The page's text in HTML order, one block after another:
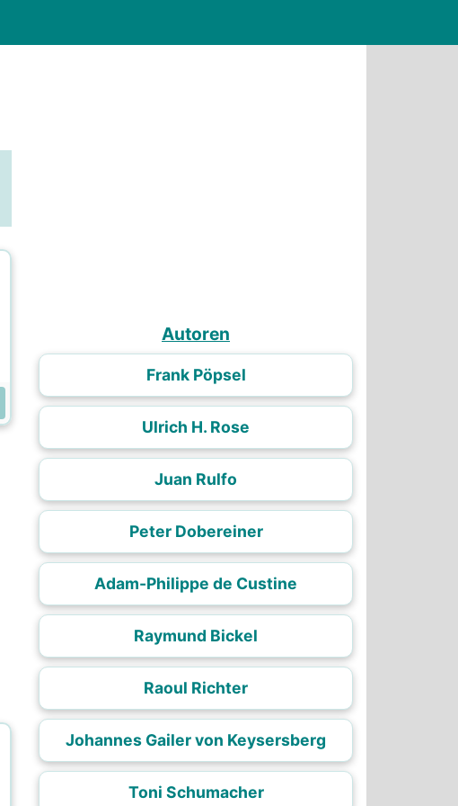
Autoren
Frank Pöpsel
Ulrich H. Rose
Juan Rulfo
Peter Dobereiner
Adam-Philippe de Custine
Raymund Bickel
Raoul Richter
Johannes Gailer von Keysersberg
Toni Schumacher